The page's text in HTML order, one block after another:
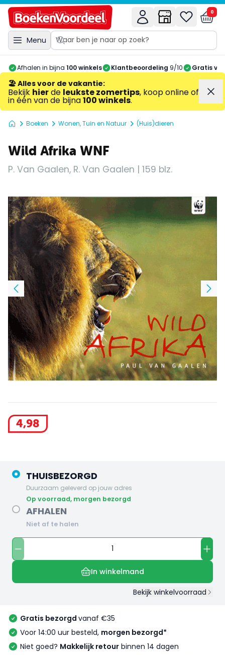
Menu
0
Afhalen in bijna 100 winkels Klantbeoordeling 9/10 Gratis
🏖️ Alles voor de vakantie:
Bekijk hierde leukste zomertips, koop online of
in één van de bijna100 winkels.
Boeken Wonen, Tuin en Natuur (Huis)dieren
Wild Afrika WNF
P. Van Gaalen, R. Van Gaalen | 159 blz.
4,98
THUISBEZORGD
Duurzaam geleverd op jouw adres
op voorraad, morgen bezorgd
AFHALEN
Niet af te halen
In winkelmand
Bekijk winkelvoorraad
Gratis bezorgd vanaf €35
Voor 14:00 uur besteld, morgen bezorgd*
Niet goed? Makkelijk retour binnen 14 dagen